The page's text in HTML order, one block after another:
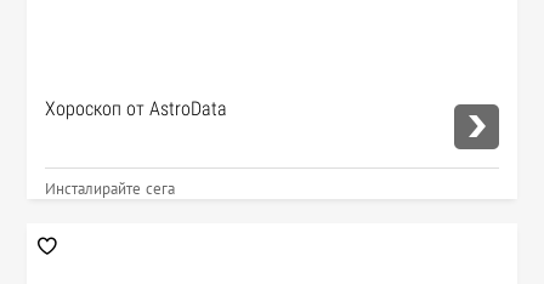
Хороскоп от AstroData
Инсталирайте сега